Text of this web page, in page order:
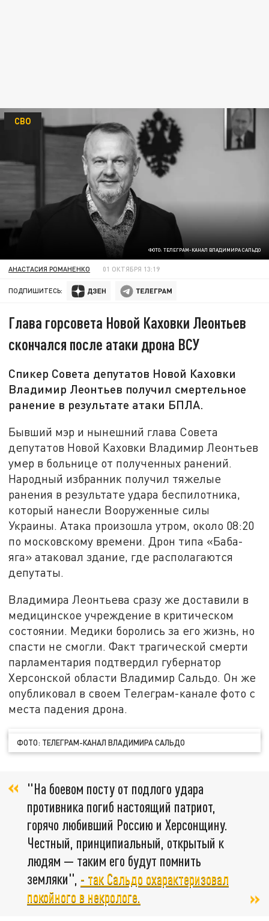
ФОТО: ТЕЛЕГРАМ-КАНАЛ ВЛАДИМИРА САЛЬДО
СВО
АНАСТАСИЯ РОМАНЕНКО 01 ОКТЯБРЯ 13:19
ПОДПИШИТЕСЬ:
Глава горсовета Новой Каховки Леонтьев
скончался после атаки дрона ВСУ
Спикер Совета депутатов Новой Каховки
Владимир Леонтьев получил смертельное
ранение в результате атаки БПЛА.
Бывший мэр и нынешний глава Совета
депутатов Новой Каховки Владимир Леонтьев
умер в больнице от полученных ранений.
Народный избранник получил тяжелые
ранения в результате удара беспилотника,
который нанесли Вооруженные силы
Украины. Атака произошла утром, около 08:20
по московскому времени. Дрон типа «Баба-
яга» атаковал здание, где располагаются
депутаты.
Владимира Леонтьева сразу же доставили в
медицинское учреждение в критическом
состоянии. Медики боролись за его жизнь, но
спасти не смогли. Факт трагической смерти
парламентария подтвердил губернатор
Херсонской области Владимир Сальдо. Он же
опубликовал в своем Телеграм-канале фото с
места падения дрона.
ФОТО: ТЕЛЕГРАМ-КАНАЛ ВЛАДИМИРА САЛЬДО
"На боевом посту от подлого удара
противника погиб настоящий патриот,
горячо любивший Россию и Херсонщину.
Честный, принципиальный, открытый к
людям — таким его будут помнить
земляки", - так Сальдо охарактеризовал
покойного в некрологе.